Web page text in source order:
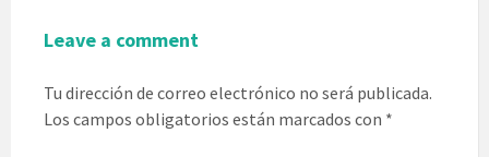
Leave a comment
Tu dirección de correo electrónico no será publicada.
Los campos obligatorios están marcados con *